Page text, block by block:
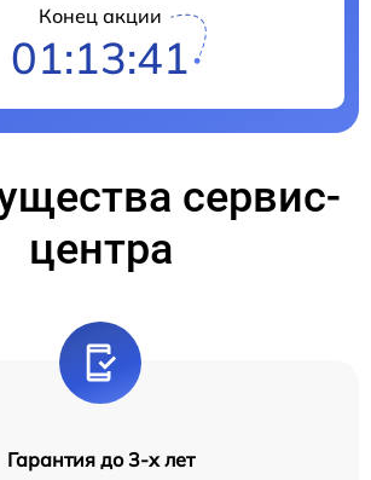
Конец акции
01:13:41
сервис-
центра
Гарантия до 3-х лет